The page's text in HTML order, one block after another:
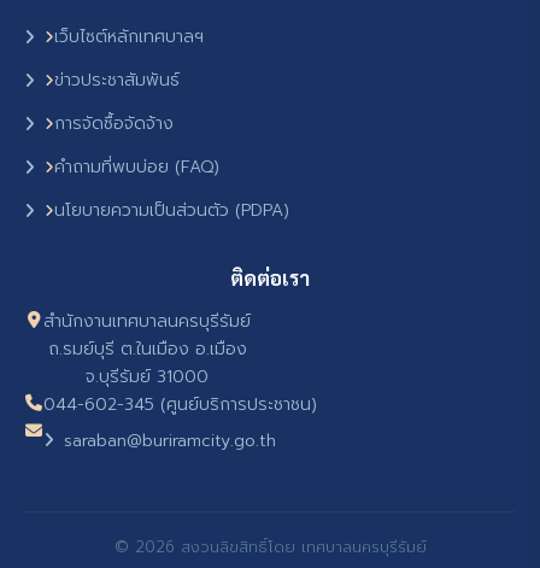
เว็บไซต์หลักเทศบาลฯ
ข่าวประชาสัมพันธ์
การจัดซื้อจัดจ้าง
คำถามที่พบบ่อย (FAQ)
นโยบายความเป็นส่วนตัว (PDPA)
ติดต่อเรา
สำนักงานเทศบาลนครบุรีรัมย์
ถ.รมย์บุรี ต.ในเมือง อ.เมือง
จ.บุรีรัมย์ 31000
044-602-345 (ศูนย์บริการประชาชน)
saraban@buriramcity.go.th
© 2026 สงวนลิขสิทธิ์โดย เทศบาลนครบุรีรัมย์